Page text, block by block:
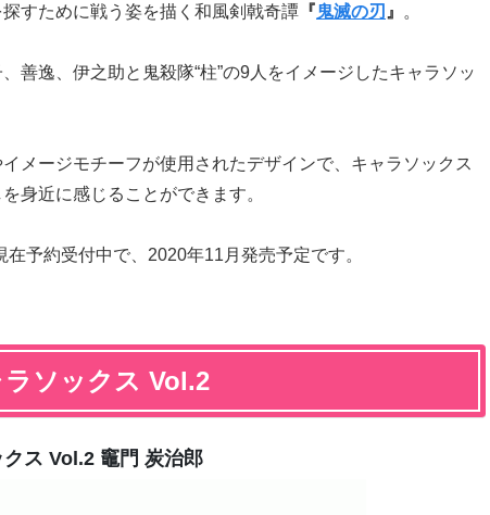
すために戦う姿を描く和風剣戟奇譚 『鬼滅の刃 』 。
善逸、伊之助と鬼殺隊“柱”の9人をイメージしたキャラソッ
メージモチーフが使用されたデザインで、キャラソックス
身近に感じることができます。
予約受付中で、2020年11月発売予定です。
ラソックス Vol.2
ス Vol.2 竈門 炭治郎